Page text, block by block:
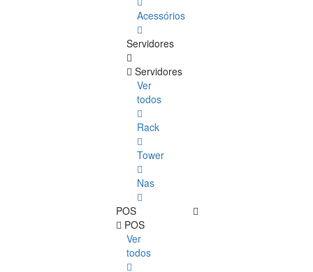
Acessórios
Servidores
Servidores
Ver
todos
Rack
Tower
Nas
POS
POS
Ver
todos